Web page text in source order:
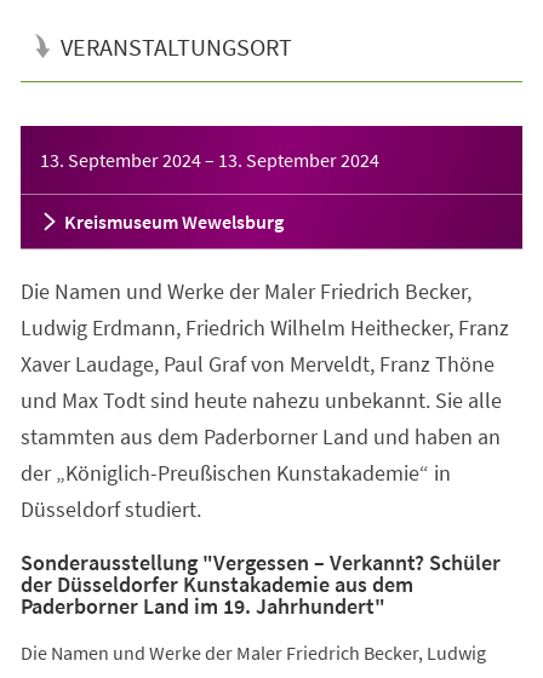
VERANSTALTUNGSORT
13. September 2024– 13. September 2024
Kreismuseum Wewelsburg
Die Namen und Werke der Maler Friedrich Becker,
Ludwig Erdmann, Friedrich Wilhelm Heithecker, Franz
Xaver Laudage, Paul Graf von Merveldt, Franz Thöne
und Max Todt sind heute nahezu unbekannt. Sie alle
stammten aus dem Paderborner Land und haben an
der „Königlich-Preußischen Kunstakademie“ in
Düsseldorf studiert.
Sonderausstellung "Vergessen – Verkannt? Schüler
der Düsseldorfer Kunstakademie aus dem
Paderborner Land im 19. Jahrhundert"
Die Namen und Werke der Maler Friedrich Becker, Ludwig